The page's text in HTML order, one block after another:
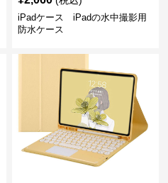
iPadケース iPadの水中撮影用
防水ケース